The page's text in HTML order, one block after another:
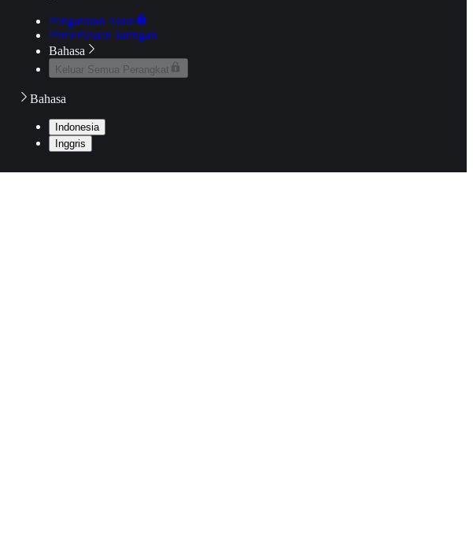
Pengaturan Akun
Pemeriksaan Jaringan
Bahasa
Keluar Semua Perangkat
Bahasa
Indonesia
Inggris